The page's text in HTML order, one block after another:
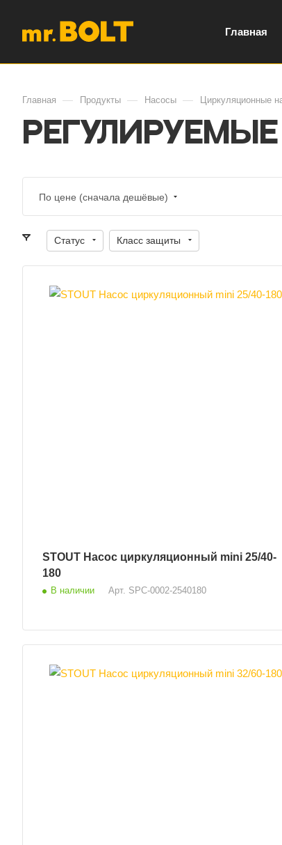
Главная
Главная — Продукты — Насосы — Циркуляционные
По цене (сначала дешёвые)
Статус Класс защиты
STOUT Насос циркуляционный mini 25/40-
180
В наличии Арт. SPC-0002-2540180